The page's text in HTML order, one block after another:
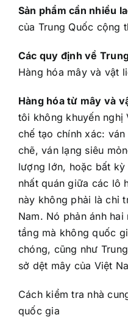
Sản phẩm cần nhiều
của Trung Quốc cộng
Các quy định về
Hàng hóa mây và vật
Hàng hóa từ mây và
tôi không khuyến nghị
chế tạo chính xác:
chẽ, ván lạng siêu
lượng lớn, hoặc bất
nhất quán giữa các lô
này không phải là chỉ
Nam. Nó phản ánh
tầng mà không quốc
chóng, cũng như
sở dệt mây của Việt
Cách kiểm tra nhà
quốc gia